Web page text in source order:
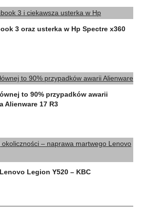
na YT
Rakowiecki
visits today)
3 oraz usterka w Hp Spectre x360
to 90% przypadków awarii
Alienware 17 R3
Legion Y520 – KBC